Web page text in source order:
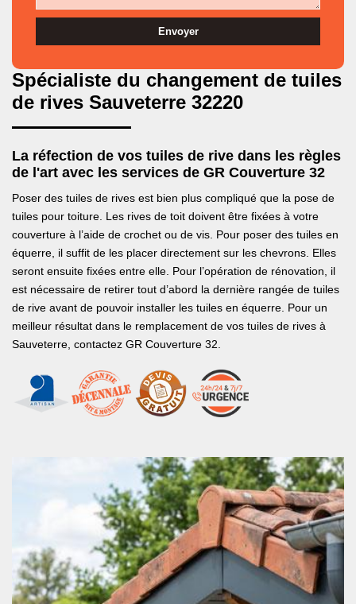
Spécialiste du changement de tuiles
de rives Sauveterre 32220
La réfection de vos tuiles de rive dans les règles
de l'art avec les services de GR Couverture 32
Poser des tuiles de rives est bien plus compliqué que la pose de
tuiles pour toiture. Les rives de toit doivent être fixées à votre
couverture à l’aide de crochet ou de vis. Pour poser des tuiles en
équerre, il suffit de les placer directement sur les chevrons. Elles
seront ensuite fixées entre elle. Pour l’opération de rénovation, il
est nécessaire de retirer tout d’abord la dernière rangée de tuiles
de rive avant de pouvoir installer les tuiles en équerre. Pour un
meilleur résultat dans le remplacement de vos tuiles de rives à
Sauveterre, contactez GR Couverture 32.